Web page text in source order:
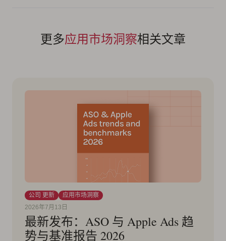
更多应用市场洞察相关文章
公司 更新
应用市场洞察
2026年7月13日
最新发布：ASO 与 Apple Ads 趋
势与基准报告 2026